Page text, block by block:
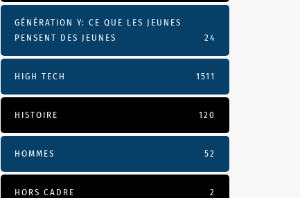
GÉNÉRATION Y: CE QUE LES JEUNES
PENSENT DES JEUNES
24
HIGH TECH 1511
HISTOIRE 120
HOMMES 52
HORS CADRE 2